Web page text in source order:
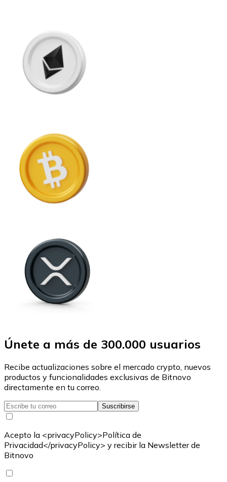
Únete a más de 300.000 usuarios
Recibe actualizaciones sobre el mercado crypto, nuevos
productos y funcionalidades exclusivas de Bitnovo
directamente en tu correo.
Suscribirse
Acepto la <privacyPolicy>Política de
Privacidad</privacyPolicy> y recibir la Newsletter de
Bitnovo